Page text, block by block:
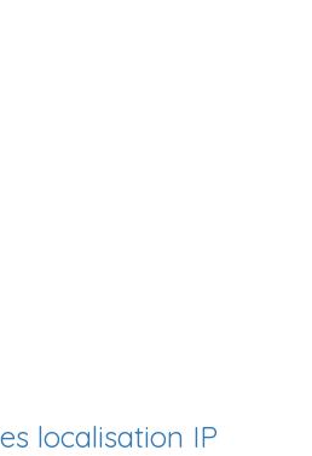
localisation IP